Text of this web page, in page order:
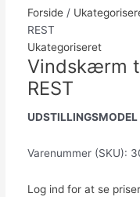
Forside/
REST
Ukategoriseret
Vindskærm
REST
UDSTILLINGSMODEL
Varenummer (SKU):
Log ind for at se priser